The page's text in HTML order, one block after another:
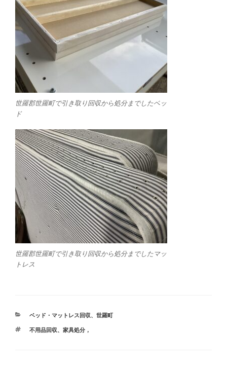
世羅郡世羅町で引き取り回収から処分までしたベッ
ド
世羅郡世羅町で引き取り回収から処分までしたマッ
トレス
カ
ゴ
ベッド・マットレス回収、 世羅町
タ
不用品回収、 家具処分，